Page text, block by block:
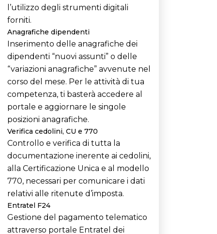
l’utilizzo degli strumenti digitali
forniti.
Anagrafiche dipendenti
Inserimento delle anagrafiche dei
dipendenti “nuovi assunti” o delle
“variazioni anagrafiche” avvenute nel
corso del mese. Per le attività di tua
competenza, ti basterà accedere al
portale e aggiornare le singole
posizioni anagrafiche.
Verifica cedolini, CU e 770
Controllo e verifica di tutta la
documentazione inerente ai cedolini,
alla Certificazione Unica e al modello
770, necessari per comunicare i dati
relativi alle ritenute d’imposta.
Entratel F24
Gestione del pagamento telematico
attraverso portale Entratel dei